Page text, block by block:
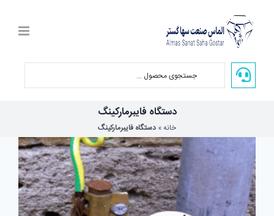
content
دستگاه فایبرمارکینگ
خانه» دستگاه فایبرمارکینگ